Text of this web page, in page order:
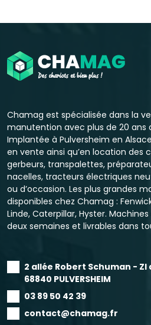
Chamag est spécialisée dans la
manutention avec plus de 20 ans
Implantée à Pulversheim en
en vente ainsi qu’en location des
gerbeurs, transpalettes,
nacelles, tracteurs électriques
ou d’occasion. Les plus grandes
disponibles chez Chamag :
Linde, Caterpillar, Hyster.
deux semaines et livrables dans
2 allée Robert Schuman - ZI
68840 PULVERSHEIM
03 89 50 42 39
contact@chamag.fr